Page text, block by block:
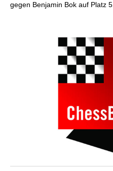
gegen Benjamin Bok auf Platz 5.